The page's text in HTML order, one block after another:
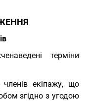
терміни
екіпажу, що
згідно з угодою